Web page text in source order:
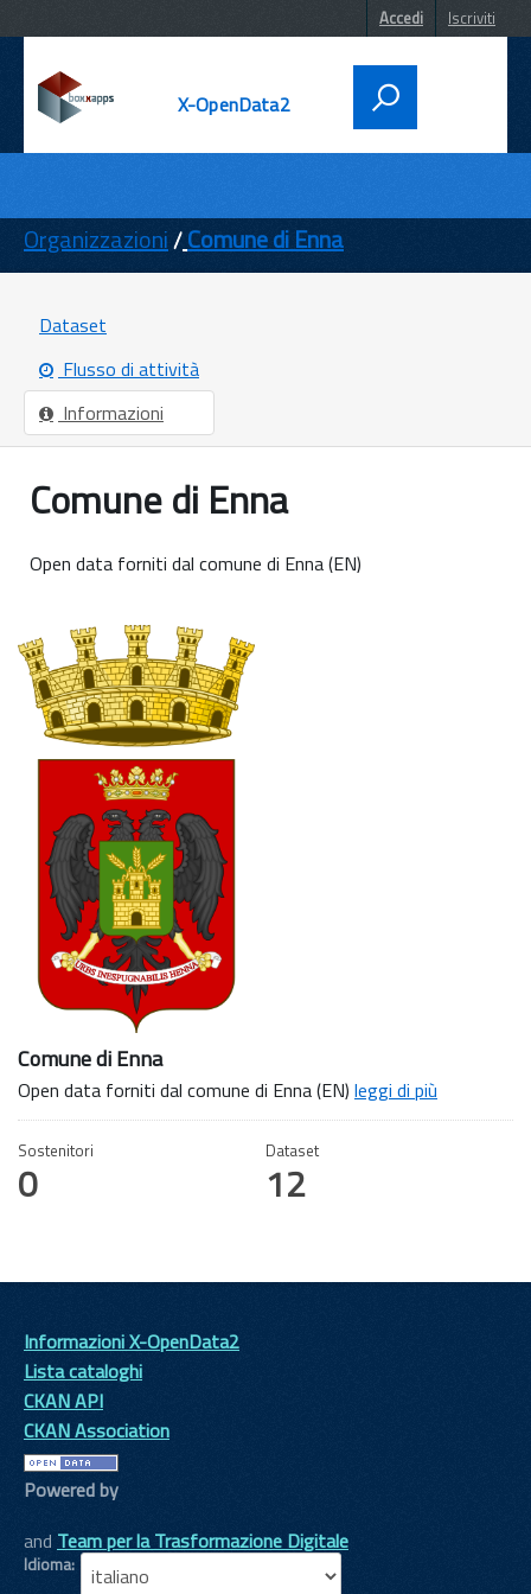
Accedi Iscriviti
X-OpenData2
ENTI
TEMI
Organizzazioni Comune di Enna
Dataset
Flusso di attività
Informazioni
Comune di Enna
Open data forniti dal comune di Enna (EN)
Comune di Enna
Open data forniti dal comune di Enna (EN) leggi di più
Sostenitori
0
Dataset
12
Informazioni X-OpenData2
Lista cataloghi
CKAN API
CKAN Association
Powered by
and Team per la Trasformazione Digitale
Idioma